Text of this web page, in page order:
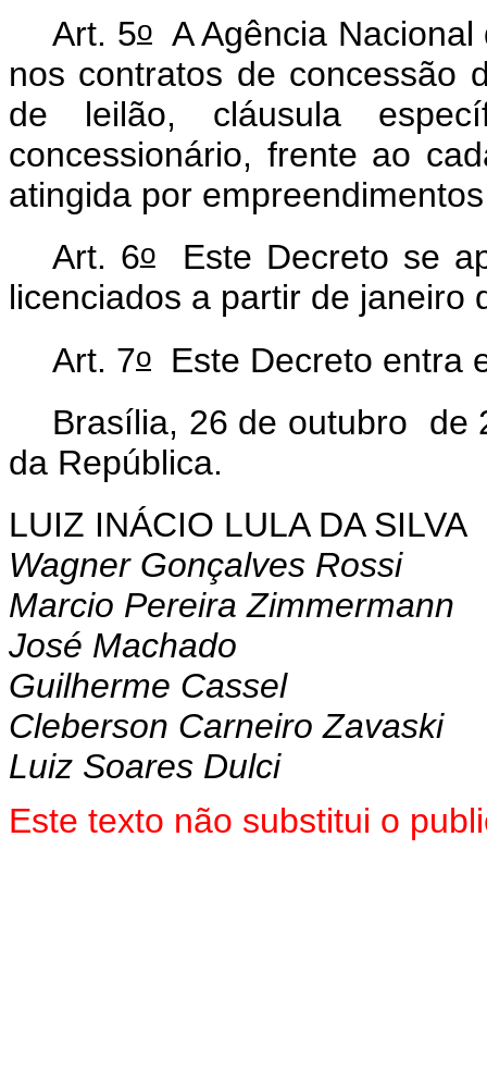
Art. 5oA Agência Nacional
nos contratos de concessão
de leilão, cláusula
concessionário, frente ao
atingida por
Art. 6oEste Decreto se
licenciados a partir de janeiro
Art. 7o Este Decreto entra
Brasília, 26 de outubro de
da República.
LUIZ INÁCIO LULA DA SILVA
Wagner Gonçalves Rossi
Marcio Pereira Zimmermann
José Machado
Guilherme Cassel
Cleberson Carneiro Zavaski
Luiz Soares Dulci
Este texto não substitui o